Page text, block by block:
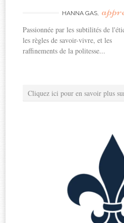
HANNA GAS,
Passionnée par les subtilités de
les règles de savoir-vivre, et les
raffinements de la politesse...
Cliquez ici pour en savoir plus